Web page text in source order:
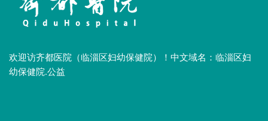
欢迎访齐都医院（临淄区妇幼保健院）！中文域名：临淄区妇
幼保健院.公益